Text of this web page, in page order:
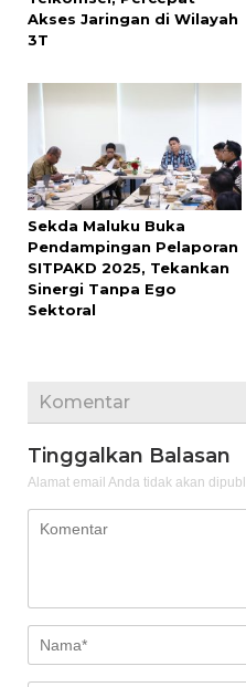
Akses Jaringan di Wilayah
3T
Sekda Maluku Buka
Pendampingan Pelaporan
SITPAKD 2025, Tekankan
Sinergi Tanpa Ego
Sektoral
Komentar
Tinggalkan Balasan
Alamat email Anda tidak akan